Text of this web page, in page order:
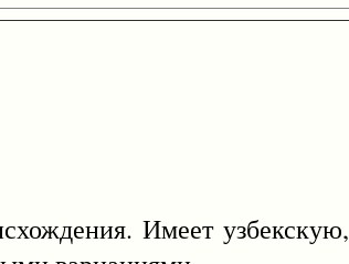
Имеет узбекскую,